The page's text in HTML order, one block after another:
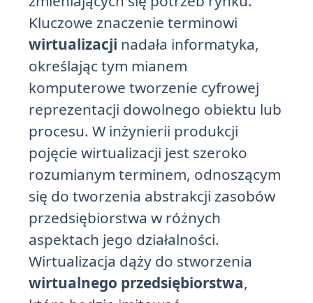
Kluczowe znaczenie terminowi
wirtualizacji nadała informatyka,
określając tym mianem
komputerowe tworzenie cyfrowej
reprezentacji dowolnego obiektu lub
procesu. W inżynierii produkcji
pojęcie wirtualizacji jest szeroko
rozumianym terminem, odnoszącym
się do tworzenia abstrakcji zasobów
przedsiębiorstwa w różnych
aspektach jego działalności.
Wirtualizacja dąży do stworzenia
wirtualnego przedsiębiorstwa,